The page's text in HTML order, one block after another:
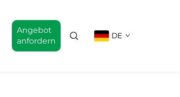
Angebot
anfordern
DE